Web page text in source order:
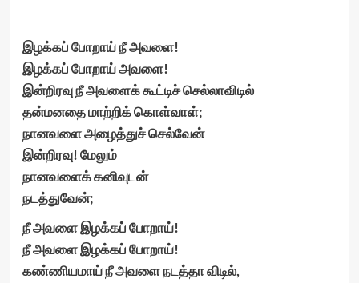
இழக்கப் போறாய் நீ அவளை!
இழக்கப் போறாய் அவளை!
இன்றிரவு நீ அவளைக் கூட்டிச் செல்லாவிடில்
தன்மனதை மாற்றிக் கொள்வாள்;
நானவளை அழைத்துச் செல்வேன்
இன்றிரவு! மேலும்
நானவளைக் கனிவுடன்
நடத்துவேன்;
நீ அவளை இழக்கப் போறாய்!
நீ அவளை இழக்கப் போறாய்!
கண்ணியமாய் நீ அவளை நடத்தா விடில்,